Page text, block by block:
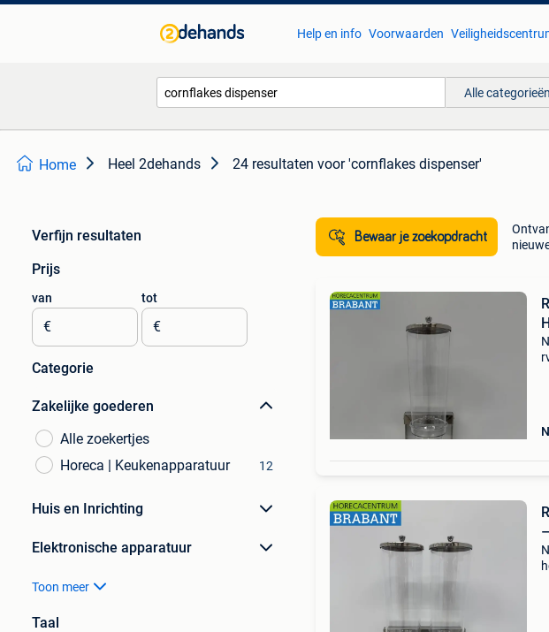
Help en info Voorwaarden
Alle
Home Heel 2dehands 24 resultaten voor 'cornflakes dispenser'
Verfijn resultaten
Prijs
van
€
tot
€
Categorie
Zakelijke goederen
Alle zoekertjes
Horeca | Keukenapparatuur
12
Huis en Inrichting
Elektronische apparatuur
Toon meer
Taal
Bewaar je zoekopdracht